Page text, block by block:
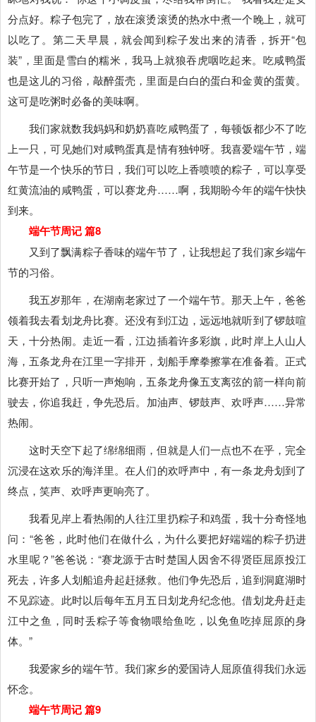
分点好。粽子包完了，放在滚烫滚烫的热水中煮一个晚上，就可
以吃了。第二天早晨，就会闻到粽子发出来的清香，拆开“包
装”，里面是雪白的糯米，我马上就狼吞虎咽吃起来。吃咸鸭蛋
也是这儿的习俗，敲醉蛋壳，里面是白白的蛋白和金黄的蛋黄。
这可是吃粥时必备的美味啊。
我们家就数我妈妈和奶奶喜吃咸鸭蛋了，每顿饭都少不了吃
上一只，可见她们对咸鸭蛋真是情有独钟呀。我喜爱端午节，端
午节是一个快乐的节日，我们可以吃上香喷喷的粽子，可以享受
红黄流油的咸鸭蛋，可以赛龙舟……啊，我期盼今年的端午快快
到来。
端午节周记 篇8
又到了飘满粽子香味的端午节了，让我想起了我们家乡端午
节的习俗。
我五岁那年，在湖南老家过了一个端午节。那天上午，爸爸
领着我去看划龙舟比赛。还没有到江边，远远地就听到了锣鼓喧
天，十分热闹。走近一看，江边插着许多彩旗，此时岸上人山人
海，五条龙舟在江里一字排开，划船手摩拳擦掌在准备着。正式
比赛开始了，只听一声炮响，五条龙舟像五支离弦的箭一样向前
驶去，你追我赶，争先恐后。加油声、锣鼓声、欢呼声……异常
热闹。
这时天空下起了绵绵细雨，但就是人们一点也不在乎，完全
沉浸在这欢乐的海洋里。在人们的欢呼声中，有一条龙舟划到了
终点，笑声、欢呼声更响亮了。
我看见岸上看热闹的人往江里扔粽子和鸡蛋，我十分奇怪地
问：“爸爸，此时他们在做什么，为什么要把好端端的粽子扔进
水里呢？”爸爸说：“赛龙源于古时楚国人因舍不得贤臣屈原投江
死去，许多人划船追舟起赶拯救。他们争先恐后，追到洞庭湖时
不见踪迹。此时以后每年五月五日划龙舟纪念他。借划龙舟赶走
江中之鱼，同时丢粽子等食物喂给鱼吃，以免鱼吃掉屈原的身
体。”
我爱家乡的端午节。我们家乡的爱国诗人屈原值得我们永远
怀念。
端午节周记 篇9